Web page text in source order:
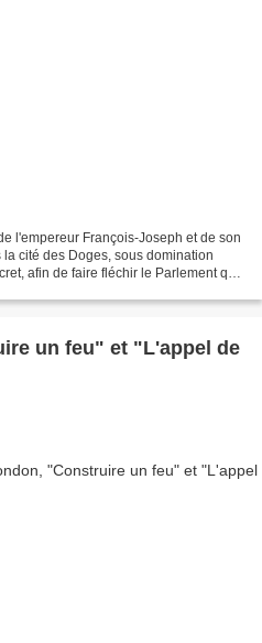
l'empereur François-Joseph et de son
cité des Doges, sous domination
afin de faire fléchir le Parlement qui
un feu" et "L'appel de